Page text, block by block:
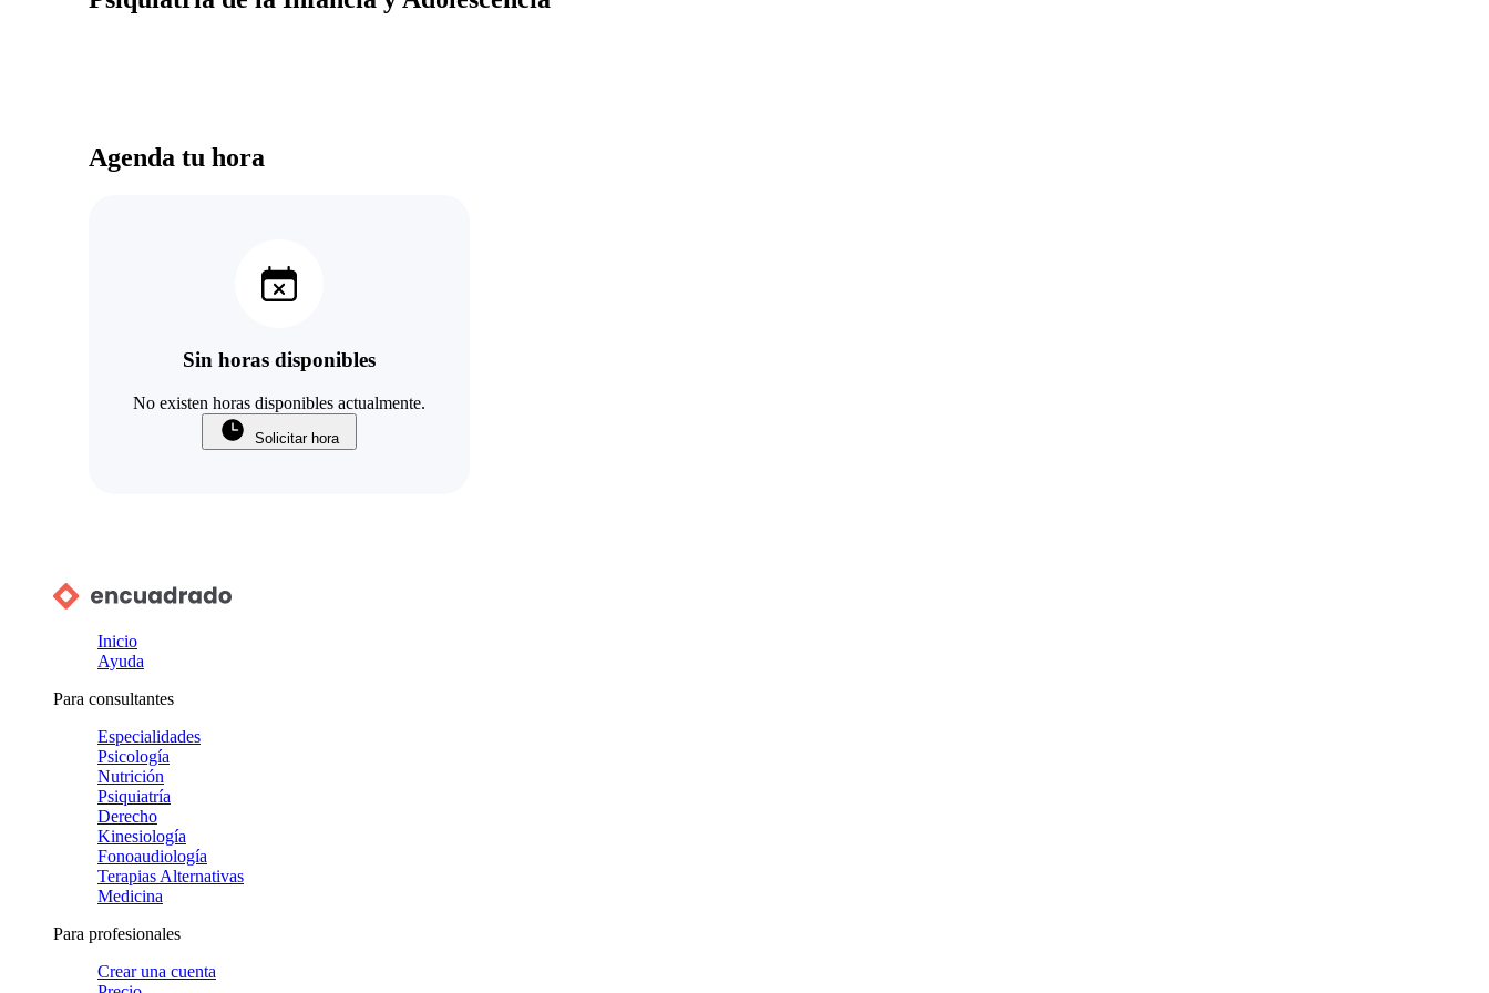
Agenda tu hora
Sin horas disponibles
No existen horas disponibles actualmente.
Solicitar hora
Inicio
Ayuda
Para consultantes
Especialidades
Psicología
Nutrición
Psiquiatría
Derecho
Kinesiología
Fonoaudiología
Terapias Alternativas
Medicina
Para profesionales
Crear una cuenta